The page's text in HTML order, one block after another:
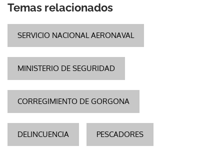
Temas relacionados
SERVICIO NACIONAL AERONAVAL
MINISTERIO DE SEGURIDAD
CORREGIMIENTO DE GORGONA
DELINCUENCIA PESCADORES